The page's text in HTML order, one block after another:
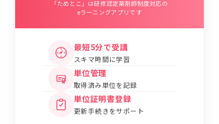
「ためとこ」は研修認定薬剤師制度対応の
eラーニングアプリです
最短5分で受講
スキマ時間に学習
単位管理
取得済み単位を記録
単位証明書登録
更新手続きをサポート